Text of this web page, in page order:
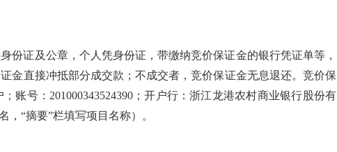
份证及公章，个人凭身份证，带缴纳竞价保证金的银行凭证单等，
金直接冲抵部分成交款；不成交者，竞价保证金无息退还。 竞价保
账号：201000343524390；开户行：浙江龙港农村商业银行股份有
，“摘要”栏填写项目名称）
。